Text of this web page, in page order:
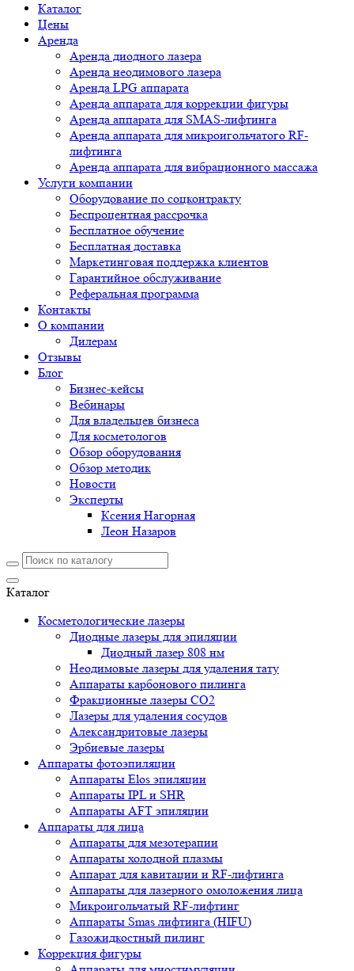
Каталог
Цены
Аренда
Аренда диодного лазера
Аренда неодимового лазера
Аренда LPG аппарата
Аренда аппарата для коррекции фигуры
Аренда аппарата для SMAS-лифтинга
Аренда аппарата для микроигольчатого RF-
лифтинга
Аренда аппарата для вибрационного массажа
Услуги компании
Оборудование по соцконтракту
Беспроцентная рассрочка
Бесплатное обучение
Бесплатная доставка
Маркетинговая поддержка клиентов
Гарантийное обслуживание
Реферальная программа
Контакты
О компании
Дилерам
Отзывы
Блог
Бизнес-кейсы
Вебинары
Для владельцев бизнеса
Для косметологов
Обзор оборудования
Обзор методик
Новости
Эксперты
Ксения Нагорная
Леон Назаров
Каталог
Косметологические лазеры
Диодные лазеры для эпиляции
Диодный лазер 808 нм
Неодимовые лазеры для удаления тату
Аппараты карбонового пилинга
Фракционные лазеры CO2
Лазеры для удаления сосудов
Александритовые лазеры
Эрбиевые лазеры
Аппараты фотоэпиляции
Аппараты Elos эпиляции
Аппараты IPL и SHR
Аппараты AFT эпиляции
Аппараты для лица
Аппараты для мезотерапии
Аппараты холодной плазмы
Аппарат для кавитации и RF-лифтинга
Аппараты для лазерного омоложения лица
Микроигольчатый RF-лифтинг
Аппараты Smas лифтинга (HIFU)
Газожидкостный пилинг
Коррекция фигуры